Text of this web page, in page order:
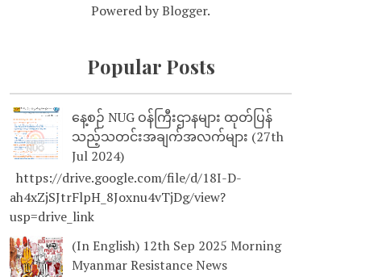
Powered byBlogger.
Popular Posts
နေ့စဉ် NUG ဝန်ကြီးဌာနများ ထုတ်ပြန်
သည့်သတင်းအချက်အလက်များ (27th
Jul 2024)
https://drive.google.com/file/d/18I-D-
ah4xZjSJtrFlpH_8Joxnu4vTjDg/view?
usp=drive_link
(In English) 12th Sep 2025 Morning
Myanmar Resistance News